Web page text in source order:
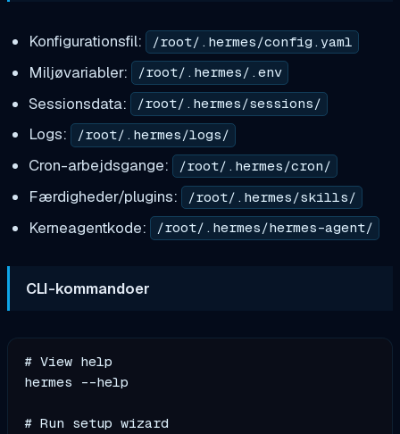
Konfigurationsfil: /root/.hermes/config.yaml
Miljøvariabler: /root/.hermes/.env
Sessionsdata: /root/.hermes/sessions/
Logs: /root/.hermes/logs/
Cron-arbejdsgange: /root/.hermes/cron/
Færdigheder/plugins: /root/.hermes/skills/
Kerneagentkode: /root/.hermes/hermes-agent/
CLI-kommandoer
# View help
hermes --help
# Run setup wizard